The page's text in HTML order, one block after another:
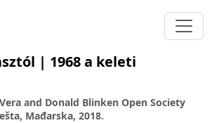
| 1968 a keleti
and Donald Blinken Open Society
Mađarska, 2018.